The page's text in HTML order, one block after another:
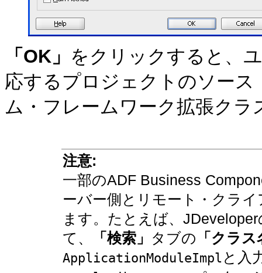
「OK」 をクリックすると、
応するプロジェクトのソー
ム・フレームワーク拡張クラ
注意:
一部のADF Business
ーバー側とリモート・クラ
ます。たとえば、JDeveloper
て、
「検索」 タブの 「クラ
ApplicationModuleImplと入